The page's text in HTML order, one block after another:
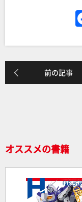
前の記事
オススメの書籍